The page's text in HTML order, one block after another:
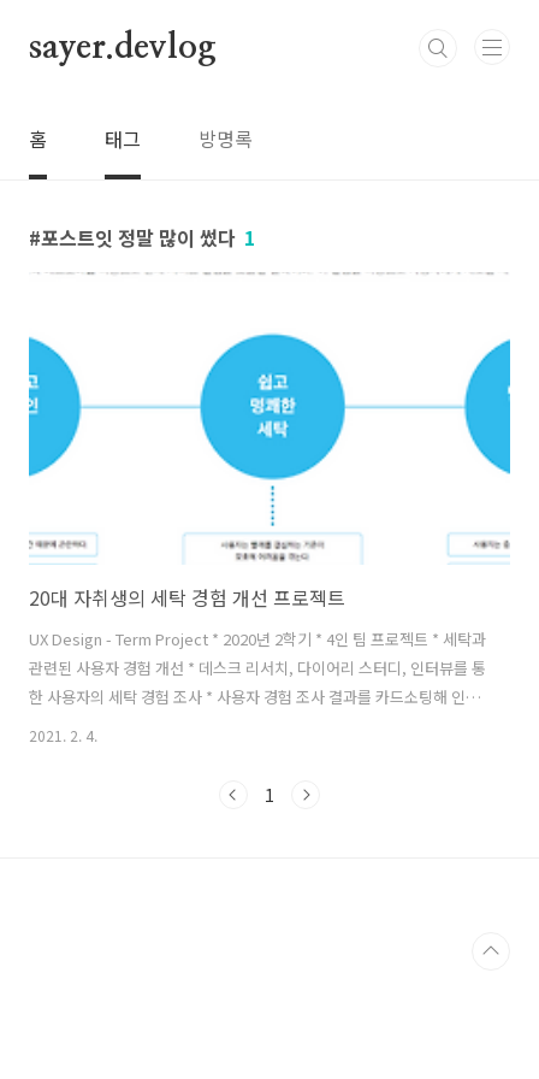
sayer.devlog
홈 태그 방명록
포스트잇 정말 많이 썼다 1
20대 자취생의 세탁 경험 개선 프로젝트
UX Design - Term Project * 2020년 2학기 * 4인 팀 프로젝트 * 세탁과
관련된 사용자 경험 개선 * 데스크 리서치, 다이어리 스터디, 인터뷰를 통
한 사용자의 세탁 경험 조사 * 사용자 경험 조사 결과를 카드소팅해 인사
이트 도출 * 사용자 경험 개선 Goal을 위한 사용자의 세탁 경험 개선을
디자인하는 것이 아니라 특정 사용자 경험 자체를 디자인하는 것은 처음
2021. 2. 4.
1